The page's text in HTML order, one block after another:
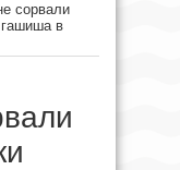
сорвали
гашиша в